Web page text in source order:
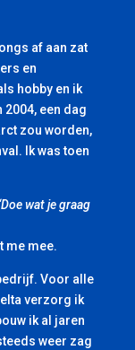
af aan zat
en
hobby en ik
een dag
zou worden,
Ik was toen
wat je graag
me mee.
Voor alle
verzorg ik
ik al jaren
weer zag